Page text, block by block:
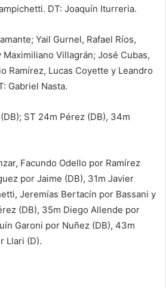
DT: Joaquín Iturreria.
Yail Gurnel, Rafael Ríos,
Villagrán; José Cubas,
Ramírez, Lucas Coyette y Leandro
Gabriel Nasta.
ST 24m Pérez (DB), 34m
Facundo Odello por Ramírez
por Jaime (DB), 31m Javier
Jeremías Bertacín por Bassani y
(DB), 35m Diego Allende por
Garoni por Nuñez (DB), 43m
Llari (D).